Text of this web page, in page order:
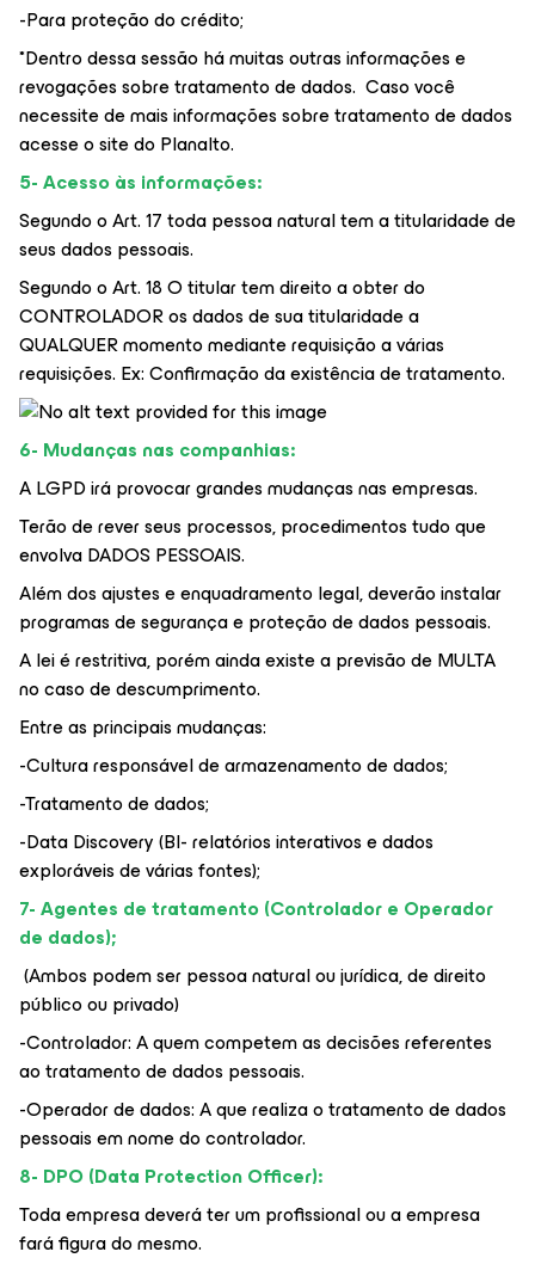
-Para proteção do crédito;
*Dentro dessa sessão há muitas outras informações e
revogações sobre tratamento de dados. Caso você
necessite de mais informações sobre tratamento de dados
acesse o site do Planalto.
5- Acesso às informações:
Segundo o Art. 17 toda pessoa natural tem a titularidade de
seus dados pessoais.
Segundo o Art. 18 O titular tem direito a obter do
CONTROLADOR os dados de sua titularidade a
QUALQUER momento mediante requisição a várias
requisições. Ex: Confirmação da existência de tratamento.
6- Mudanças nas companhias:
A LGPD irá provocar grandes mudanças nas empresas.
Terão de rever seus processos, procedimentos tudo que
envolva DADOS PESSOAIS.
Além dos ajustes e enquadramento legal, deverão instalar
programas de segurança e proteção de dados pessoais.
A lei é restritiva, porém ainda existe a previsão de MULTA
no caso de descumprimento.
Entre as principais mudanças:
-Cultura responsável de armazenamento de dados;
-Tratamento de dados;
-Data Discovery (BI- relatórios interativos e dados
exploráveis de várias fontes);
7- Agentes de tratamento (Controlador e Operador
de dados);
(Ambos podem ser pessoa natural ou jurídica, de direito
público ou privado)
-Controlador: A quem competem as decisões referentes
ao tratamento de dados pessoais.
-Operador de dados: A que realiza o tratamento de dados
pessoais em nome do controlador.
8- DPO (Data Protection Officer):
Toda empresa deverá ter um profissional ou a empresa
fará figura do mesmo.